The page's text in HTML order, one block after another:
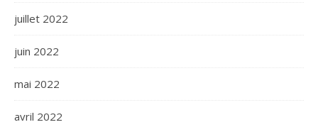
juillet 2022
juin 2022
mai 2022
avril 2022